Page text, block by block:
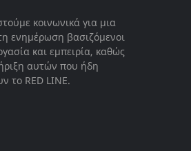
κοινωνικά για μια
ενημέρωση βασιζόμενοι
και εμπειρία, καθώς
αυτών που ήδη
το RED LINE.